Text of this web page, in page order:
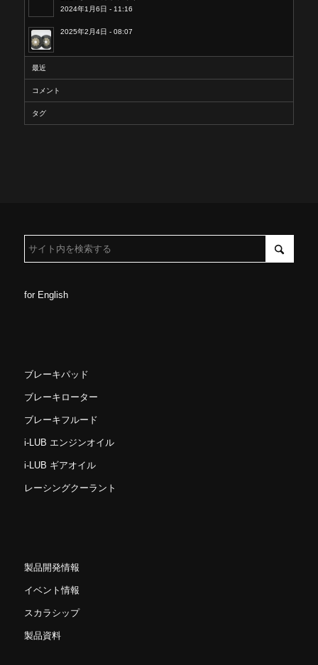
2024年1月6日 - 11:16
2025年2月4日 - 08:07
最近
コメント
タグ
for English
ブレーキパッド
ブレーキローター
ブレーキフルード
i-LUB エンジンオイル
i-LUB ギアオイル
レーシングクーラント
製品開発情報
イベント情報
スカラシップ
製品資料